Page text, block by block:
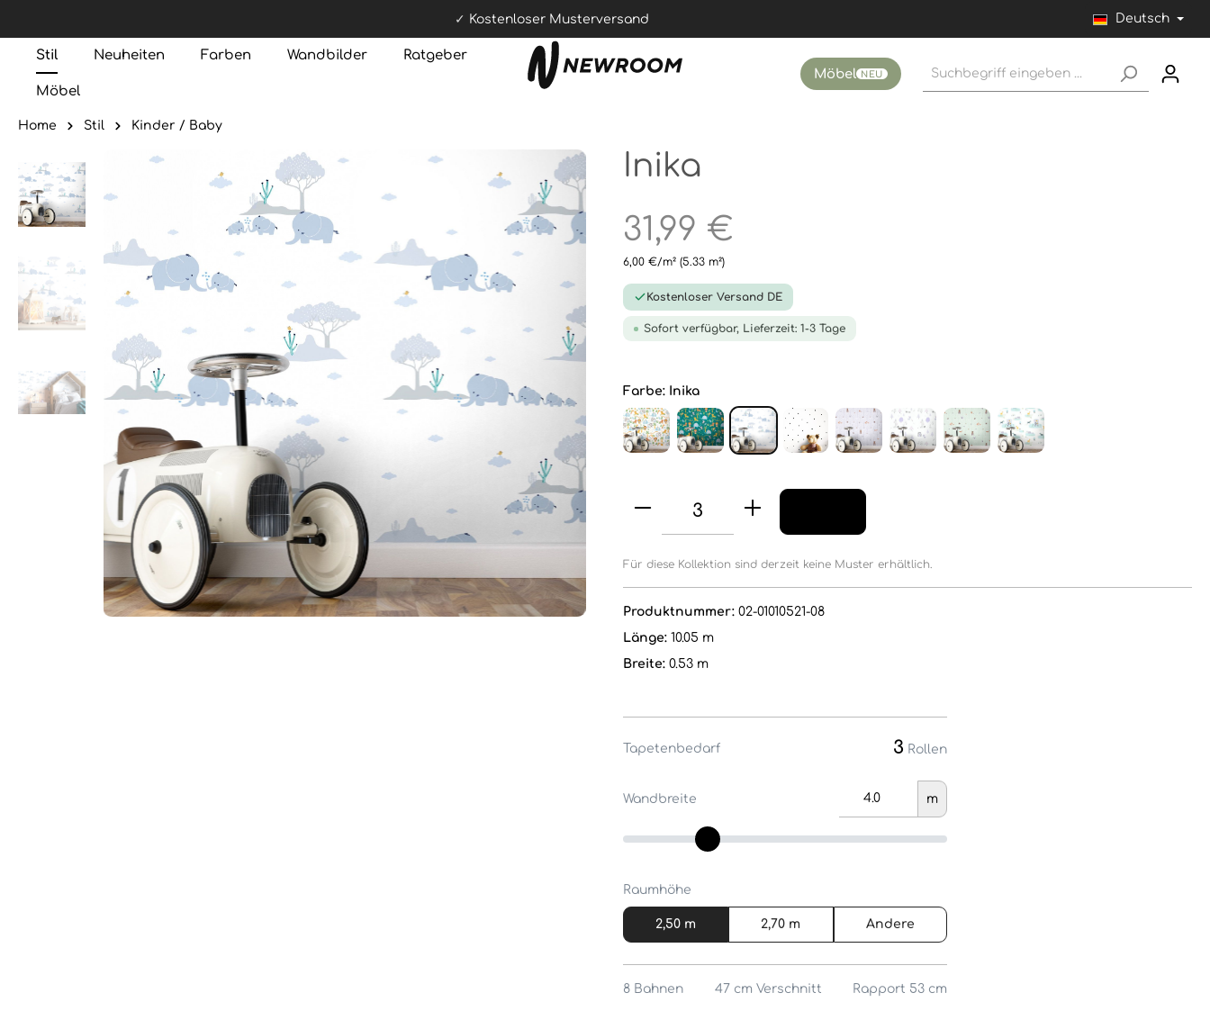
Kostenloser Musterversand Deutsch
Stil Neuheiten Farben Wandbilder Ratgeber
Möbel
Möbel NEU
Home Stil Kinder / Baby
Inika
31,99 €
6,00 €/m² (5.33 m²)
Kostenloser Versand DE
Sofort verfügbar, Lieferzeit: 1-3 Tage
Farbe: Inika
Für diese Kollektion sind derzeit keine Muster erhältlich.
Produktnummer: 02-01010521-08
Länge: 10.05 m
Breite: 0.53 m
Tapetenbedarf 3 Rollen
Wandbreite m
Raumhöhe
2,50 m 2,70 m Andere
8 Bahnen 47 cm Verschnitt Rapport 53 cm